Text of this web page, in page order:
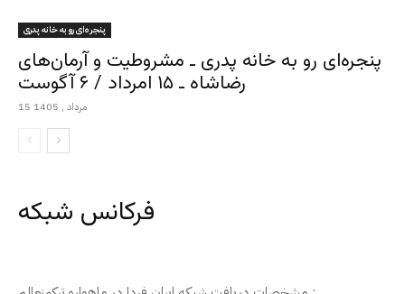
پنجره‌ای رو به خانه پدری
پنجره‌ای رو به خانه پدری ـ مشروطیت و آرمان‌های
رضاشاه ـ ۱۵ امرداد / ۶ آگوست
15 مرداد , 1405
فرکانس شبکه